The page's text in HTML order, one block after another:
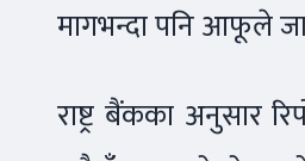
मागभन्दा पनि आफूले
राष्ट्र बैंकका अनुसार